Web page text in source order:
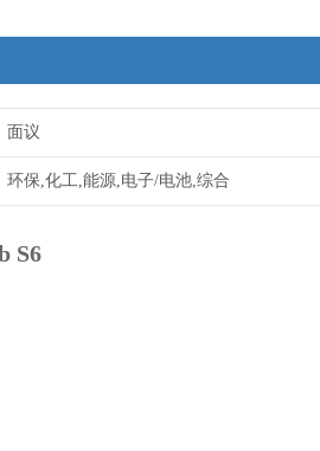
面议
环保,化工,能源,电子/电池,综合
S6